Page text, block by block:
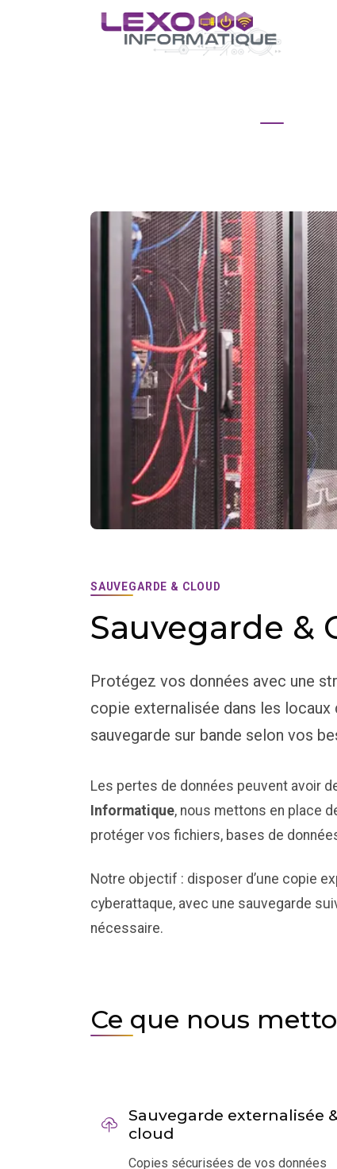
SAUVEGARDE & CLOUD
Sauvegarde &
Protégez vos données avec une
copie externalisée dans les
sauvegarde sur bande selon vos
Les pertes de données peuvent avoir
Informatique, nous mettons en place
protéger vos fichiers, bases de
Notre objectif : disposer d’une copie
cyberattaque, avec une sauvegarde
nécessaire.
Ce que nous
Sauvegarde externalisée
cloud
Copies sécurisées de vos données